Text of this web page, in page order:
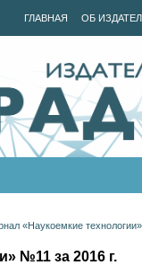
ГЛАВНАЯ ОБ
«Наукоемкие
№11 за 2016 г.